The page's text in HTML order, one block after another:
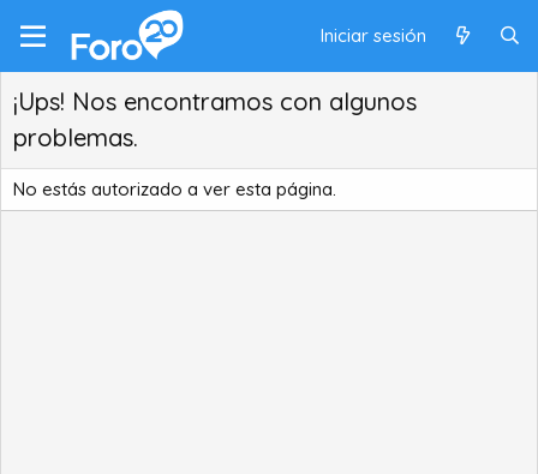
Iniciar sesión
¡Ups! Nos encontramos con algunos
problemas.
No estás autorizado a ver esta página.